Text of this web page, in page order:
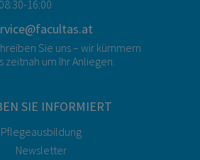
16:00
Sie uns – wir kümmern
zeitnah um Ihr Anliegen.
SIE INFORMIERT
Pflegeausbildung
Newsletter